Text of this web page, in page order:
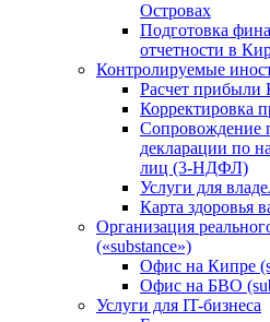
Островах
Подготовка
отчетности в
Контролируемые
Расчет прибыли
Корректировка
Сопровождение
декларации по
лиц (3-НДФЛ)
Услуги для
Карта здоровья
Организация
(«substance»)
Офис на Кипре
Офис на БВО
Услуги для IT-бизнеса